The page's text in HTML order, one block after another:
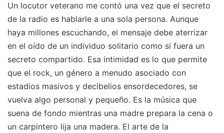
Un locutor veterano me contó una vez que el secreto
de la radio es hablarle a una sola persona. Aunque
haya millones escuchando, el mensaje debe aterrizar
en el oído de un individuo solitario como si fuera un
secreto compartido. Esa intimidad es lo que permite
que el rock, un género a menudo asociado con
estadios masivos y decibelios ensordecedores, se
vuelva algo personal y pequeño. Es la música que
suena de fondo mientras una madre prepara la cena o
un carpintero lija una madera. El arte de la